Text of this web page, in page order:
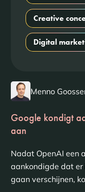
Creative
Digital
Menno
Google kondigt
aan
Nadat OpenAI een
aankondigde dat
gaan verschijnen,